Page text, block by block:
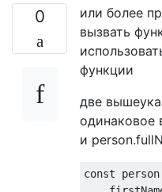
0
или более
вызвать
функции
две
одинаковое
и
const person